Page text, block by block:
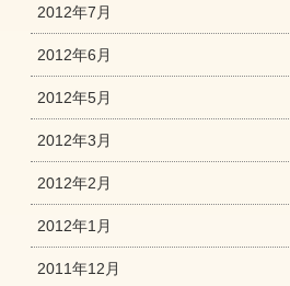
2012年7月
2012年6月
2012年5月
2012年3月
2012年2月
2012年1月
2011年12月